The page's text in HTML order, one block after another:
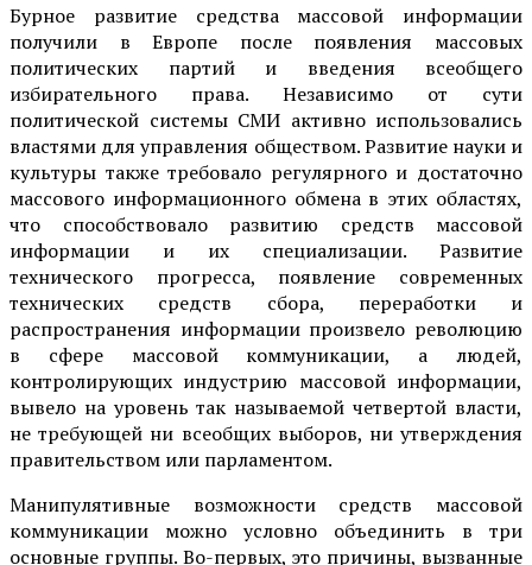
Бурное развитие средства массовой информации
получили в Европе после появления массовых
политических партий и введения всеобщего
избирательного права. Независимо от сути
политической системы СМИ активно использовались
властями для управления обществом. Развитие науки и
культуры также требовало регулярного и достаточно
массового информационного обмена в этих областях,
что способствовало развитию средств массовой
информации и их специализации. Развитие
технического прогресса, появление современных
технических средств сбора, переработки и
распространения информации произвело революцию
в сфере массовой коммуникации, а людей,
контролирующих индустрию массовой информации,
вывело на уровень так называемой четвертой власти,
не требующей ни всеобщих выборов, ни утверждения
правительством или парламентом.
Манипулятивные возможности средств массовой
коммуникации можно условно объединить в три
основные группы. Во-первых, это причины, вызванные